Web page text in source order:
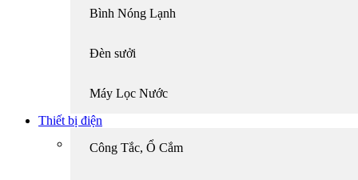
Bình Nóng Lạnh
Đèn sưởi
Máy Lọc Nước
Thiết bị điện
Công Tắc, Ổ Cắm